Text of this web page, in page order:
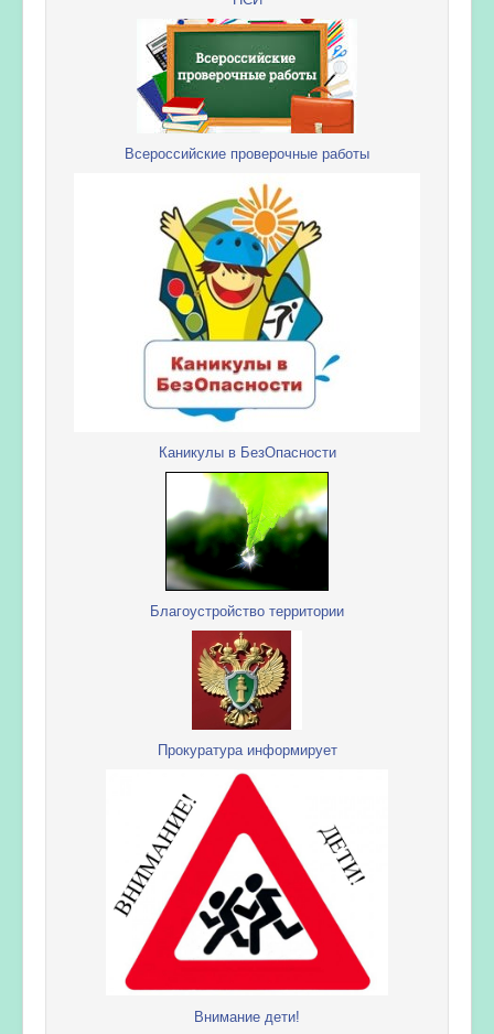
Всероссийские проверочные работы
Каникулы в БезОпасности
Благоустройство территории
Прокуратура информирует
Внимание дети!